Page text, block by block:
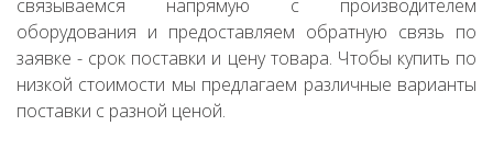
связываемся напрямую с производителем
оборудования и предоставляем обратную связь по
заявке - срок поставки и цену товара. Чтобы купить по
низкой стоимости мы предлагаем различные варианты
поставки с разной ценой.